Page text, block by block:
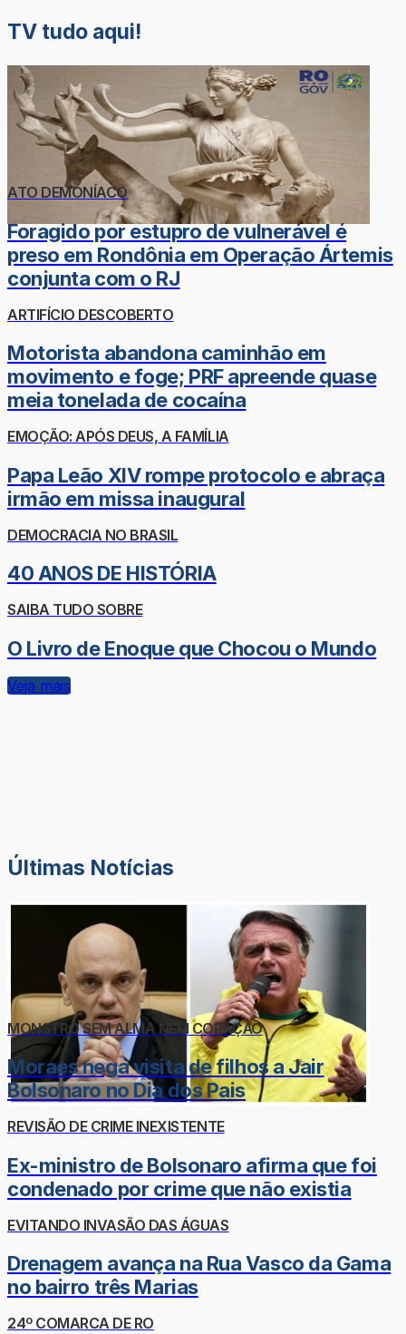
TV tudo aqui!
ATO DEMONÍACO
Foragido por estupro de vulnerável é
preso em Rondônia em Operação Ártemis
conjunta com o RJ
ARTIFÍCIO DESCOBERTO
Motorista abandona caminhão em
movimento e foge; PRF apreende quase
meia tonelada de cocaína
EMOÇÃO: APÓS DEUS, A FAMÍLIA
Papa Leão XIV rompe protocolo e abraça
irmão em missa inaugural
DEMOCRACIA NO BRASIL
40 ANOS DE HISTÓRIA
SAIBA TUDO SOBRE
O Livro de Enoque que Chocou o Mundo
Veja mais
Últimas Notícias
MONSTRO SEM ALMA NEM CORAÇÃO
Moraes nega visita de filhos a Jair
Bolsonaro no Dia dos Pais
REVISÃO DE CRIME INEXISTENTE
Ex-ministro de Bolsonaro afirma que foi
condenado por crime que não existia
EVITANDO INVASÃO DAS ÁGUAS
Drenagem avança na Rua Vasco da Gama
no bairro três Marias
24º COMARCA DE RO